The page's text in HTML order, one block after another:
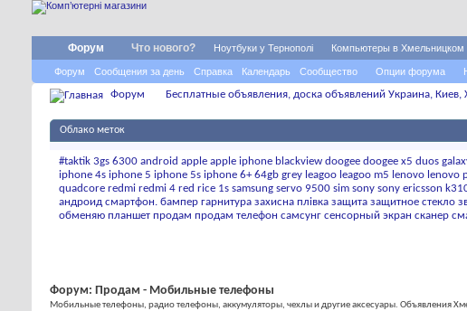
Форум
Форум Сообщения за день Справка Календарь Сообщество Опции форума
Что нового? Ноутбуки у Тернополі Компьютеры в Хмельницком
Форум Бесплатные объявления, доска объявлений Украина,
Облако меток
#taktik 3gs 6300 android apple apple iphone blackview doogee doogee x5 duos
iphone 4s iphone 5 iphone 5s iphone 6+ 64gb grey leagoo leagoo m5 lenovo lenovo
quadcore redmi redmi 4 red rice 1s samsung servo 9500 sim sony sony ericsson
андроид смартфон. бампер гарнитура захисна плівка защита защитное стекло
обменяю планшет продам продам телефон самсунг сенсорный экран сканер
Форум: Продам - Мобильные телефоны
Мобильные телефоны, радио телефоны, аккумуляторы, чехлы и другие аксесуары. Объявления